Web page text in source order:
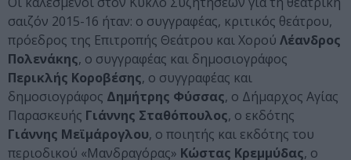
σαιζόν 2015-16 ήταν: ο συγγραφέας, κριτικός θεάτρου,
πρόεδρος της Επιτροπής Θεάτρου και Χορού Λέανδρος
Πολενάκης, ο συγγραφέας και δημοσιογράφος
Περικλής Κοροβέσης, ο συγγραφέας και
δημοσιογράφος Δημήτρης Φύσσας, ο Δήμαρχος Αγίας
Παρασκευής Γιάννης Σταθόπουλος, ο εκδότης
Γιάννης Μεϊμάρογλου, ο ποιητής και εκδότης του
περιοδικού «Μανδραγόρας» Κώστας Κρεμμύδας, ο